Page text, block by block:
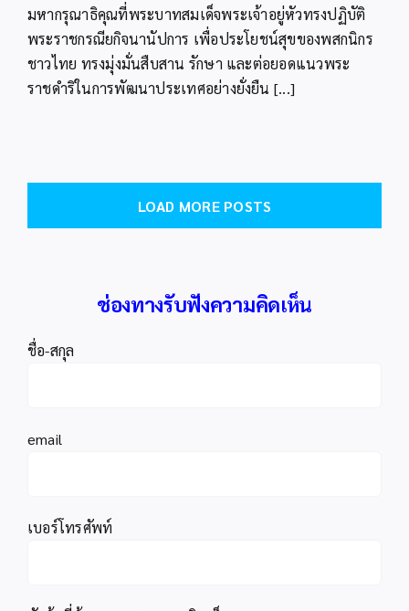
มหากรุณาธิคุณที่พระบาทสมเด็จพระเจ้าอยู่หัวทรงปฏิบัติ
พระราชกรณียกิจนานัปการ เพื่อประโยชน์สุขของพสกนิกร
ชาวไทย ทรงมุ่งมั่นสืบสาน รักษา และต่อยอดแนวพระ
ราชดำริในการพัฒนาประเทศอย่างยั่งยืน [...]
LOAD MORE POSTS
ช่องทางรับฟังความคิดเห็น
ชื่อ-สกุล
email
เบอร์โทรศัพท์